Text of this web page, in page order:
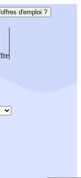
d'emploi ?